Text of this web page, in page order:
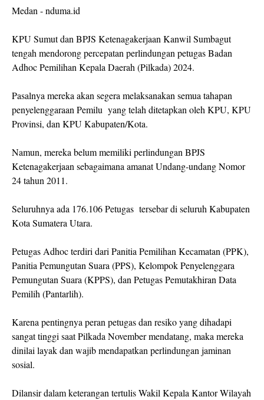
Medan - nduma.id
KPU Sumut dan BPJS Ketenagakerjaan Kanwil Sumbagut
tengah mendorong percepatan perlindungan petugas Badan
Adhoc Pemilihan Kepala Daerah (Pilkada) 2024.
Pasalnya mereka akan segera melaksanakan semua tahapan
penyelenggaraan Pemilu yang telah ditetapkan oleh KPU, KPU
Provinsi, dan KPU Kabupaten/Kota.
Namun, mereka belum memiliki perlindungan BPJS
Ketenagakerjaan sebagaimana amanat Undang-undang Nomor
24 tahun 2011.
Seluruhnya ada 176.106 Petugas tersebar di seluruh Kabupaten
Kota Sumatera Utara.
Petugas Adhoc terdiri dari Panitia Pemilihan Kecamatan (PPK),
Panitia Pemungutan Suara (PPS), Kelompok Penyelenggara
Pemungutan Suara (KPPS), dan Petugas Pemutakhiran Data
Pemilih (Pantarlih).
Karena pentingnya peran petugas dan resiko yang dihadapi
sangat tinggi saat Pilkada November mendatang, maka mereka
dinilai layak dan wajib mendapatkan perlindungan jaminan
sosial.
Dilansir dalam keterangan tertulis Wakil Kepala Kantor Wilayah